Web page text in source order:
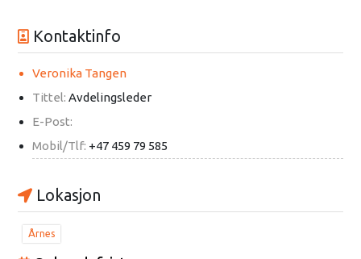
Kontaktinfo
Veronika Tangen
Tittel: Avdelingsleder
E-Post:
Mobil/Tlf: +47 459 79 585
Lokasjon
Årnes